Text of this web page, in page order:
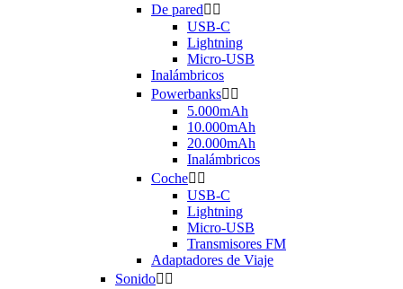
De pared 
USB-C
Lightning
Micro-USB
Inalámbricos
Powerbanks 
5.000mAh
10.000mAh
20.000mAh
Inalámbricos
Coche 
USB-C
Lightning
Micro-USB
Transmisores FM
Adaptadores de Viaje
Sonido 